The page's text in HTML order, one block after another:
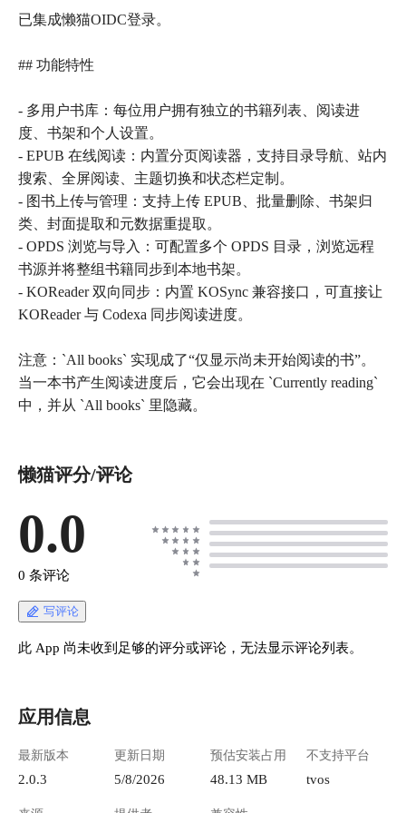
已集成懒猫OIDC登录。
## 功能特性
- 多用户书库：每位用户拥有独立的书籍列表、阅读进
度、书架和个人设置。
- EPUB 在线阅读：内置分页阅读器，支持目录导航、站内
搜索、全屏阅读、主题切换和状态栏定制。
- 图书上传与管理：支持上传 EPUB、批量删除、书架归
类、封面提取和元数据重提取。
- OPDS 浏览与导入：可配置多个 OPDS 目录，浏览远程
书源并将整组书籍同步到本地书架。
- KOReader 双向同步：内置 KOSync 兼容接口，可直接让
KOReader 与 Codexa 同步阅读进度。
注意：`All books` 实现成了“仅显示尚未开始阅读的书”。
当一本书产生阅读进度后，它会出现在 `Currently reading`
中，并从 `All books` 里隐藏。
懒猫评分/评论
0.0
0 条评论
写评论
此 App 尚未收到足够的评分或评论，无法显示评论列表。
应用信息
最新版本
2.0.3
更新日期
5/8/2026
预估安装占用
48.13 MB
不支持平台
tvos